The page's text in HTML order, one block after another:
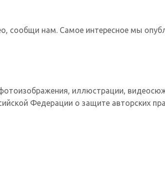
сообщи нам. Самое интересное мы
иллюстрации,
Федерации о защите авторских